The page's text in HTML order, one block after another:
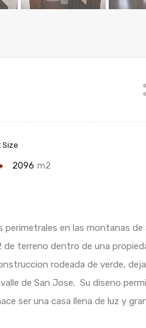
Size
2096 m2
en las montanas
terreno dentro de una
rodeada de verde,
de San Jose. Su diseno
ser una casa llena de luz y